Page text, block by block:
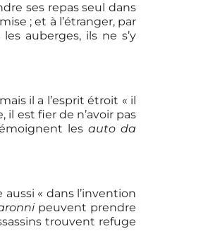
ses repas seul dans
; et à l’étranger, par
auberges, ils ne s’y
il a l’esprit étroit « il
est fier de n’avoir pas
les auto da
« dans l’invention
peuvent prendre
trouvent refuge